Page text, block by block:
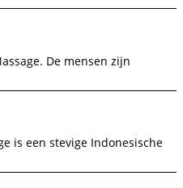
De mensen zijn
is een stevige Indonesische